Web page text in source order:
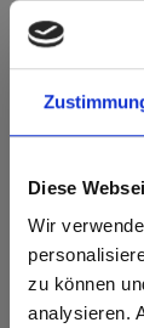
Diese
Wir
zu können
analysieren.
Star
Rubinrot
Ein